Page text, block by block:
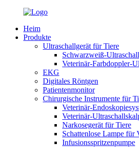
Heim
Produkte
Ultraschallgerät für Tiere
Schwarzweiß-Ultraschall
Veterinär-Farbdoppler-
EKG
Digitales Röntgen
Patientenmonitor
Chirurgische Instrumente für
Veterinär-
Veterinär-
Narkosegerät für Tiere
Schattenlose Lampe für
Infusionsspritzenpumpe